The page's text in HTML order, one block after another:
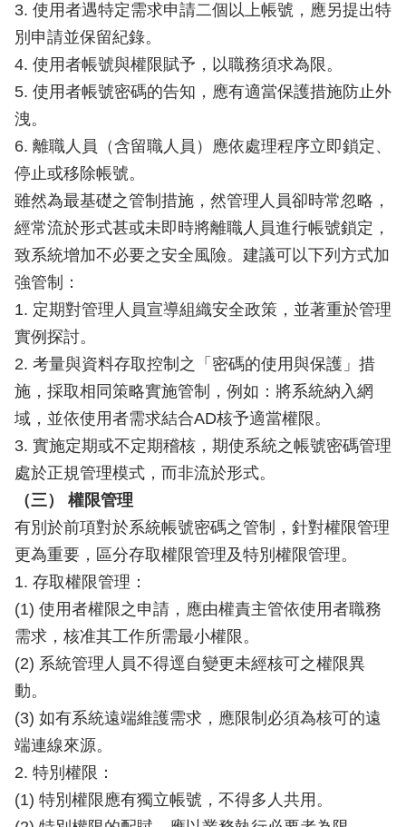
3. 使用者遇特定需求申請二個以上帳號，應另提出特
別申請並保留紀錄。
4. 使用者帳號與權限賦予，以職務須求為限。
5. 使用者帳號密碼的告知，應有適當保護措施防止外
洩。
6. 離職人員（含留職人員）應依處理程序立即鎖定、
停止或移除帳號。
雖然為最基礎之管制措施，然管理人員卻時常忽略，
經常流於形式甚或未即時將離職人員進行帳號鎖定，
致系統增加不必要之安全風險。建議可以下列方式加
強管制：
1. 定期對管理人員宣導組織安全政策，並著重於管理
實例探討。
2. 考量與資料存取控制之「密碼的使用與保護」措
施，採取相同策略實施管制，例如：將系統納入網
域，並依使用者需求結合AD核予適當權限。
3. 實施定期或不定期稽核，期使系統之帳號密碼管理
處於正規管理模式，而非流於形式。
（三） 權限管理
有別於前項對於系統帳號密碼之管制，針對權限管理
更為重要，區分存取權限管理及特別權限管理。
1. 存取權限管理：
(1) 使用者權限之申請，應由權責主管依使用者職務
需求，核准其工作所需最小權限。
(2) 系統管理人員不得逕自變更未經核可之權限異
動。
(3) 如有系統遠端維護需求，應限制必須為核可的遠
端連線來源。
2. 特別權限：
(1) 特別權限應有獨立帳號，不得多人共用。